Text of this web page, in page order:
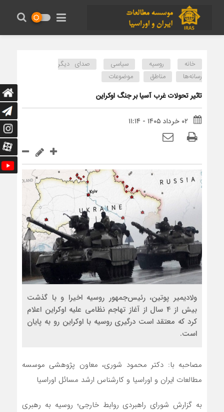
خانه روسیه سیاسی
صدای دیگر
رسانه‌ها
مناطق موضوعات
تاثیر تحولات غرب آسیا بر جنگ اوکراین
۰۲ خرداد ۱۴۰۵ - ۱۱:۱۴
ولادیمیر پوتین، رئیس‌جمهور روسیه اخیرا و با گذشت
بیش از 4 سال از آغاز تهاجم نظامی علیه اوکراین اعلام
کرد که معتقد است درگیری روسیه با اوکراین رو به پایان
است.
مصاحبه با: دکتر محمود شوری، معاون پژوهشی موسسه
مطالعات ایران و اوراسیا و کارشناس ارشد مسائل اوراسیا
به گزارش شورای راهبردی روابط خارجی؛ روسیه به رهبری